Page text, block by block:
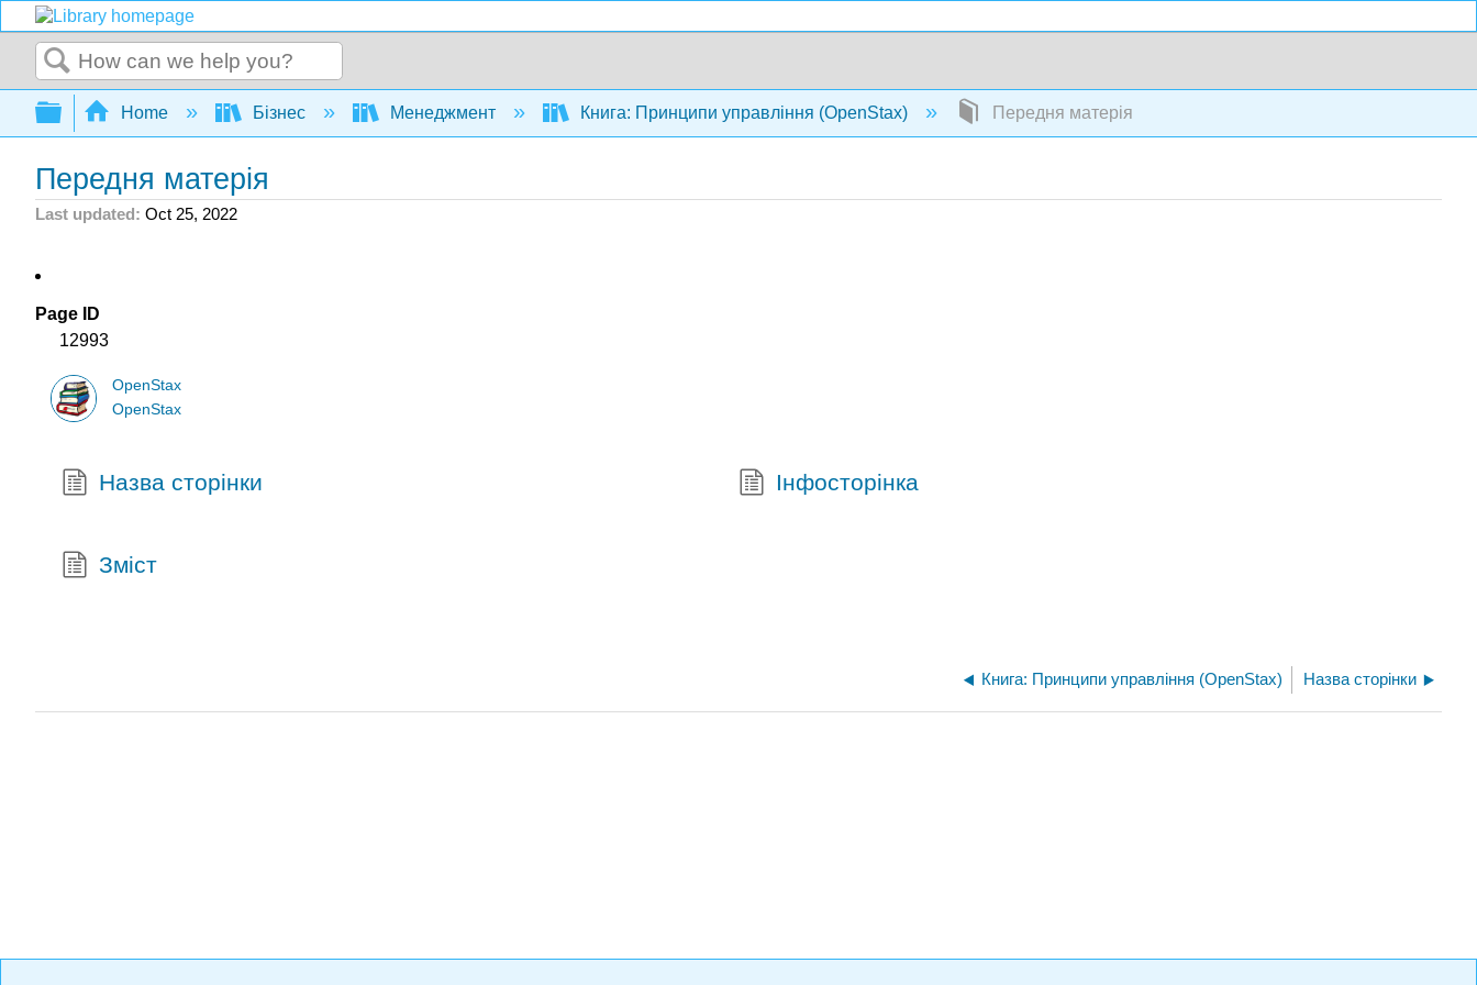
Search
Expand/collapse global hierarchy
Home Бізнес Менеджмент Книга: Принципи управління (OpenStax) Передня матерія
Передня матерія
Last updated Oct 25, 2022
Page ID
12993
OpenStax
OpenStax
Назва сторінки Інфосторінка
Зміст
Книга: Принципи управління (OpenStax) Назва сторінки